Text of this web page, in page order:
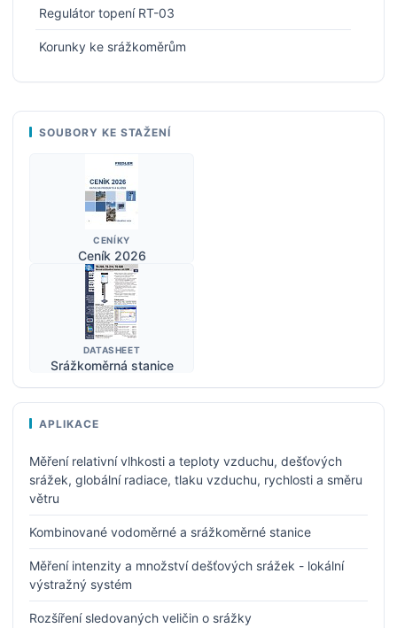
Regulátor topení RT-03
Korunky ke srážkoměrům
SOUBORY KE STAŽENÍ
CENÍKY
Ceník 2026
DATASHEET
Srážkoměrná stanice
APLIKACE
Měření relativní vlhkosti a teploty vzduchu, dešťových
srážek, globální radiace, tlaku vzduchu, rychlosti a směru
větru
Kombinované vodoměrné a srážkoměrné stanice
Měření intenzity a množství dešťových srážek - lokální
výstražný systém
Rozšíření sledovaných veličin o srážky